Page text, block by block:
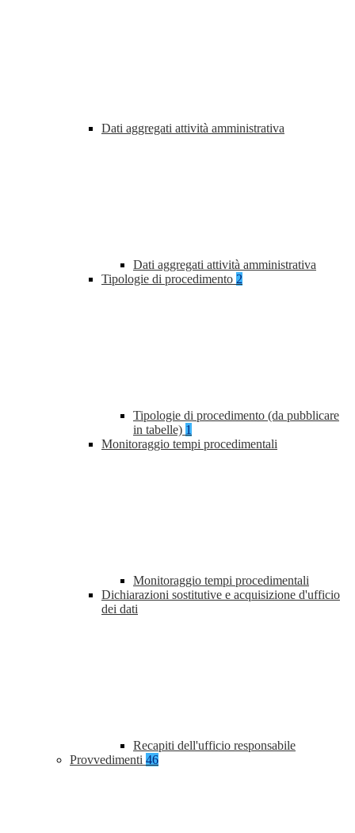
Dati aggregati attività amministrativa
Dati aggregati attività amministrativa
Tipologie di procedimento 2
Tipologie di procedimento (da pubblicare
in tabelle) 1
Monitoraggio tempi procedimentali
Monitoraggio tempi procedimentali
Dichiarazioni sostitutive e acquisizione d'ufficio
dei dati
Recapiti dell'ufficio responsabile
Provvedimenti 46